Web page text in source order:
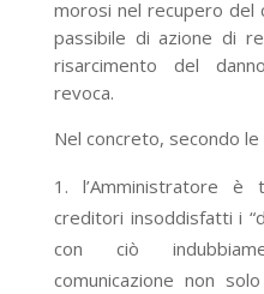
morosi nel recupero del
passibile di azione di
risarcimento del
revoca.
Nel concreto, secondo
l’Amministratore
creditori insoddisfatti i
con ciò
comunicazione non